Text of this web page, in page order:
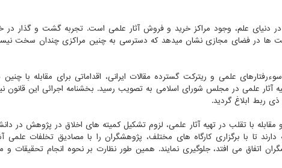
دنیای علم، وجود مراکز خرید و فروش آثار علمی است. تجربه گشت و گذار در
ها در فضای مجازی نشان میدهد که دسترسی به چنین مراکزی چندان سخت
سوءرفتارهای علمی و ریترکت گسترده مقالات ایرانی، اقداماتی برای مقابله با
آثار علمی در مجلس شورای اسلامی به تصویب رسید. بخشنامه اجرائی این قانون
ذی ربط ابلاغ گردید.
با تقلب در تهیه آثار علمی، لزوم تشکیل کمیته های اخلاق در پژوهش در
تا با برگزاری کارگاه های مختلف، پژوهشگران را با مصادیق تخلفات علمی
اتفاق می افتد، جلوگیری نمایند. همین طور نظارت بر نحوه انجام تحقیقات و